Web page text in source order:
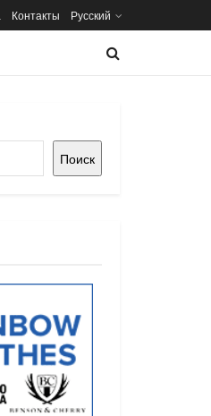
Контакты Русский
Поиск